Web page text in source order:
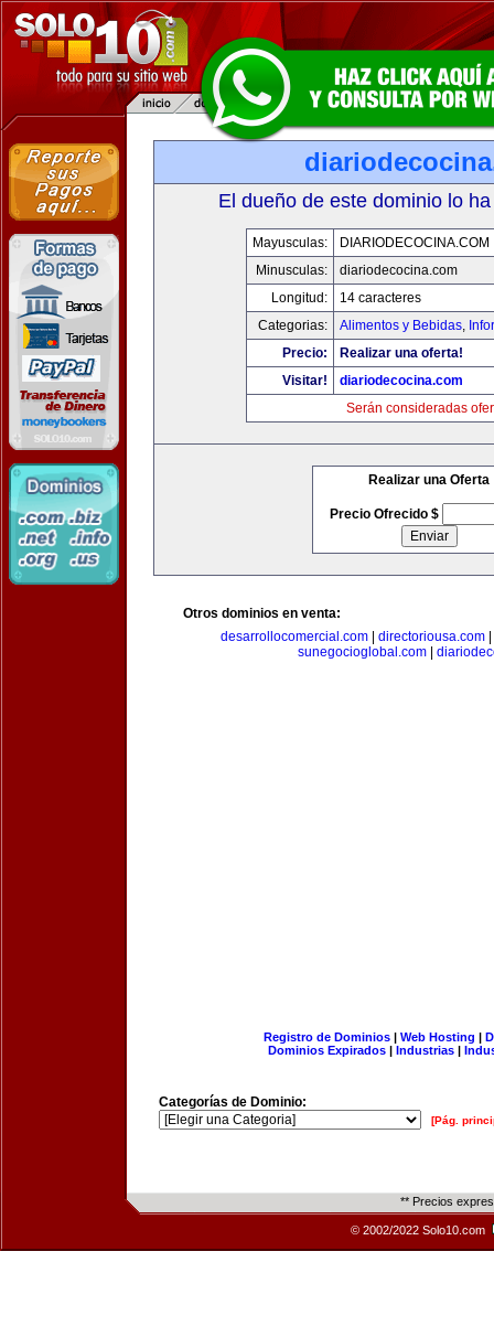
El dueño de este dominio lo
Mayusculas:
DIARIODECOCINA.COM
Minusculas:
diariodecocina.com
Longitud:
14 caracteres
Categorias:
Alimentos y Bebidas,
Precio:
Realizar una oferta!
Visitar!
diariodecocina.com
Serán consideradas
Realizar una Oferta
Precio Ofrecido $
Otros dominios en venta:
desarrollocomercial.com
directoriousa.com
sunegocioglobal.com|
Registro de Dominios| Web Hosting |
Dominios Expirados | Industrias |
Categorías de Dominio:
[Pág.
** Precios
© 2002/2022 Solo10.com